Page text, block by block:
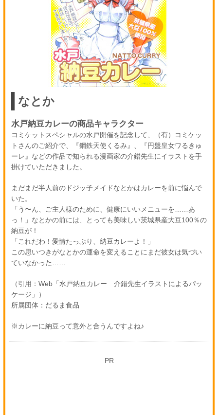
なとか
水戸納豆カレーの商品キャラクター
コミケットスペシャルの水戸開催を記念して、（有）コミケッ
トさんのご紹介で、『鋼鉄天使くるみ』、『円盤皇女ワるきゅ
ーレ』などの作品で知られる漫画家の介錯先生にイラストを手
掛けていただきました。
まだまだ半人前のドジッ子メイドなとかはカレーを前に悩んで
いた。
「う〜ん、ご主人様のために、健康にいいメニューを……あ
っ！」なとかの前には、とっても美味しい茨城県産大豆100％の
納豆が！
「これだわ！愛情たっぷり、納豆カレーよ！」
この思いつきがなとかの運命を変えることにまだ彼女は気づい
ていなかった……
（引用：Web「水戸納豆カレー 介錯先生イラストによるパッ
ケージ」）
所属団体：だるま食品
※カレーに納豆って意外と合うんですよね♪
PR